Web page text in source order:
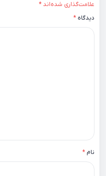
علامت‌گذاری شده‌اند*
دیدگاه *
نام *